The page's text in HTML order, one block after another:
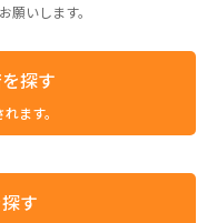
願いします。
探す
ます。
す